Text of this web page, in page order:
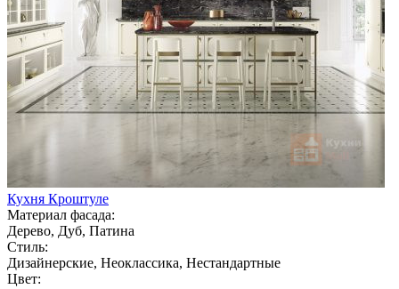
Кухня Кроштуле
Материал фасада:
Дерево, Дуб, Патина
Стиль:
Дизайнерские, Неоклассика, Нестандартные
Цвет: